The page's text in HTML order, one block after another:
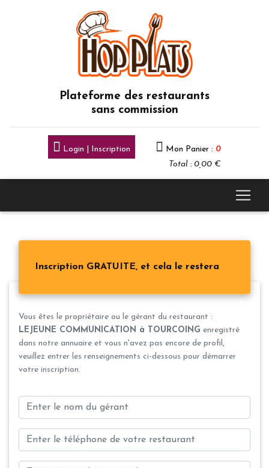
Plateforme des restaurants
sans commission
Login | Inscription Mon Panier : 0
Total : 0,00 €
Inscription GRATUITE, et cela le restera
Vous êtes le propriétaire ou le gérant du restaurant :
LEJEUNE COMMUNICATION à TOURCOING enregistré
dans notre annuaire et vous n'avez pas encore de profil,
veuillez entrer les renseignements ci-dessous pour démarrer
votre inscription.